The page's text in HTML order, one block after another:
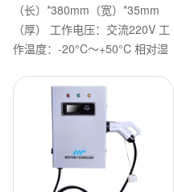
（长）*380mm（宽）*35mm
（厚） 工作电压：交流220V 工
作温度：-20°C～+50°C 相对湿